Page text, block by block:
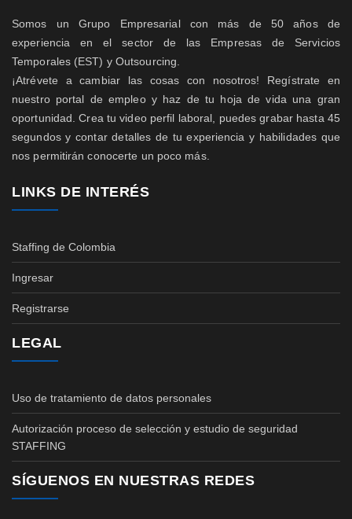
Somos un Grupo Empresarial con más de 50 años de
experiencia en el sector de las Empresas de Servicios
Temporales (EST) y Outsourcing.
¡Atrévete a cambiar las cosas con nosotros! Regístrate en
nuestro portal de empleo y haz de tu hoja de vida una gran
oportunidad. Crea tu video perfil laboral, puedes grabar hasta 45
segundos y contar detalles de tu experiencia y habilidades que
nos permitirán conocerte un poco más.
LINKS DE INTERÉS
Staffing de Colombia
Ingresar
Registrarse
LEGAL
Uso de tratamiento de datos personales
Autorización proceso de selección y estudio de seguridad
STAFFING
SÍGUENOS EN NUESTRAS REDES